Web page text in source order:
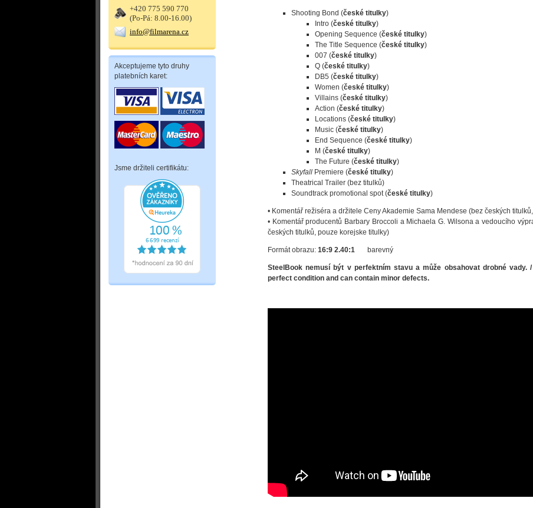
+420 775 590 770
(Po-Pá: 8.00-16.00)
info@filmarena.cz
Akceptujeme tyto druhy
platebních karet:
Jsme držiteli certifikátu:
Shooting Bond (české titulky)
Intro (české titulky)
Opening Sequence (české titulky)
The Title Sequence (české titulky)
007 (české titulky)
Q (české titulky)
DB5 (české titulky)
Women (české titulky)
Villains (české titulky)
Action (české titulky)
Locations (české titulky)
Music (české titulky)
End Sequence (české titulky)
M (české titulky)
The Future (české titulky)
Skyfall Premiere (české titulky)
Theatrical Trailer (bez titulků)
Soundtrack promotional spot (české titulky)
• Komentář režiséra a držitele Ceny Akademie Sama Mendese (bez českých
• Komentář producentů Barbary Broccoli a Michaela G. Wilsona a vedoucího
českých titulků, pouze korejske titulky)
Formát obrazu: 16:9 2.40:1 barevný
SteelBook nemusí být v perfektním stavu a může obsahovat drobné vady.
perfect condition and can contain minor defects.